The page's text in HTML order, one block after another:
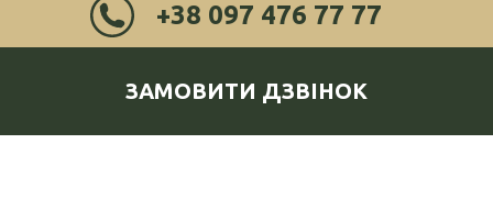
+38 097 476 77 77
ЗАМОВИТИ ДЗВІНОК